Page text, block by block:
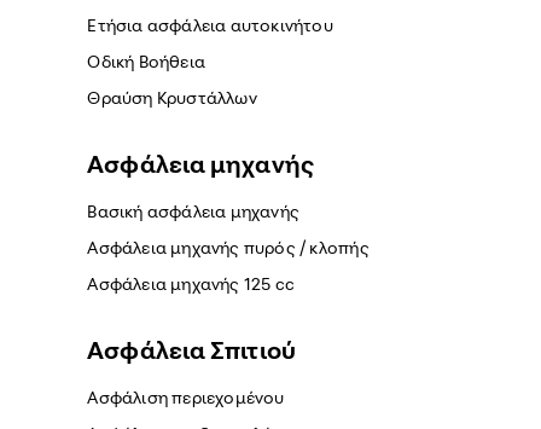
Ετήσια ασφάλεια αυτοκινήτου
Οδική Βοήθεια
Θραύση Κρυστάλλων
Ασφάλεια μηχανής
Βασική ασφάλεια μηχανής
Ασφάλεια μηχανής πυρός / κλοπής
Ασφάλεια μηχανής 125 cc
Ασφάλεια Σπιτιού
Ασφάλιση περιεχομένου